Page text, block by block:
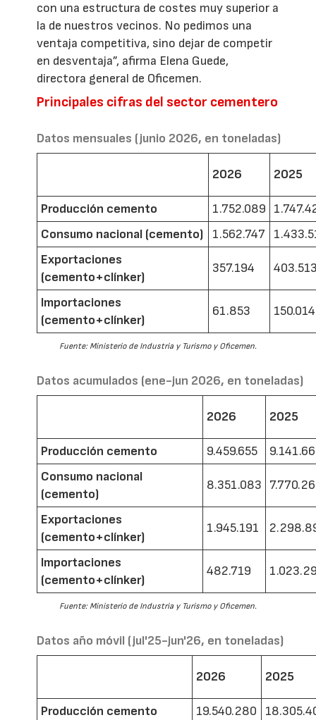
con una estructura de costes muy superior a
la de nuestros vecinos. No pedimos una
ventaja competitiva, sino dejar de competir
en desventaja”, afirma Elena Guede,
directora general de Oficemen.
Principales cifras del sector cementero
Datos mensuales (junio 2026, en toneladas)
2026 2025
Producción cemento 1.752.089
Consumo nacional (cemento)
1.562.747
Exportaciones
(cemento+clínker)
357.194
Importaciones
(cemento+clínker)
61.853 150.014
Fuente: Ministerio de Industria y Turismo y Oficemen.
Datos acumulados (ene-jun 2026, en toneladas)
2026 2025
Producción cemento 9.459.655
Consumo nacional
(cemento)
8.351.083
Exportaciones
(cemento+clínker)
1.945.191
Importaciones
(cemento+clínker)
482.719
Fuente: Ministerio de Industria y Turismo y Oficemen.
Datos año móvil (jul'25-jun'26, en toneladas)
2026 2025
Producción cemento 19.540.280